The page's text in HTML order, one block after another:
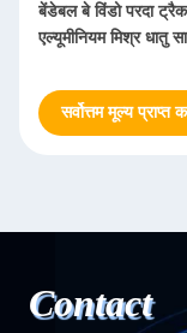
बेंडेबल बे विंडो परदा
एल्यूमीनियम मिश्र धातु
सर्वोत्तम मूल्य प्राप्त
Contact